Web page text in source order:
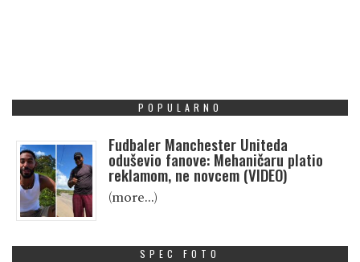
POPULARNO
Fudbaler Manchester Uniteda
oduševio fanove: Mehaničaru platio
reklamom, ne novcem (VIDEO)
(more…)
SPEC FOTO